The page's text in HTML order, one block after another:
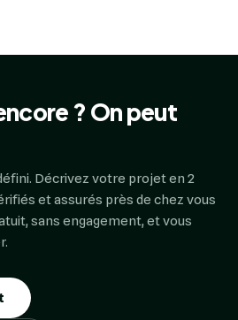
? On peut
Décrivez votre projet en 2
et assurés près de chez vous
sans engagement, et vous